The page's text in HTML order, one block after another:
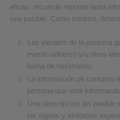
eficaz, recuerde reportar tanta
sea posible. Como mínimo,
Las iniciales de la persona
evento adverso y/u otros
fecha de nacimiento.
La información de contacto
persona que está
Una descripción del posible
los signos y síntomas